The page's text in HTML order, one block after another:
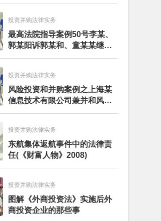
投资并购法律实务
最高法院指导案例50号李某、
郭某阳诉郭某和、童某某继承
纠纷案
投资并购法律实务
风险投资和并购案例之上海某
信息技术有限公司兼并和风险
投资服务
投资并购法律实务
东航集体返航事件中的法律责
任(《财富人物》2008)
投资并购法律实务
图解《外商投资法》实施后外
商投资企业的那些事